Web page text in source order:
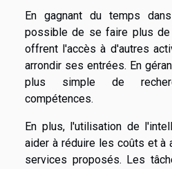
En gagnant du temps
possible de se faire plus
offrent l'accès à d'autres
arrondir ses entrées. En
plus simple de
compétences.
En plus, l'utilisation de
aider à réduire les coûts et à
services proposés. Les